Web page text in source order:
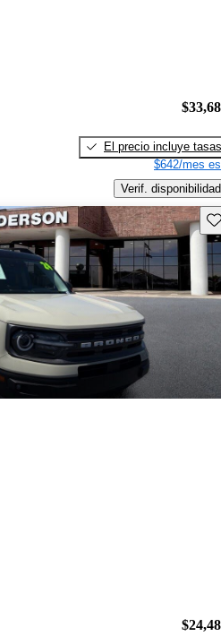
El precio incluye tasas
$642/mes
Verif. disponibilidad